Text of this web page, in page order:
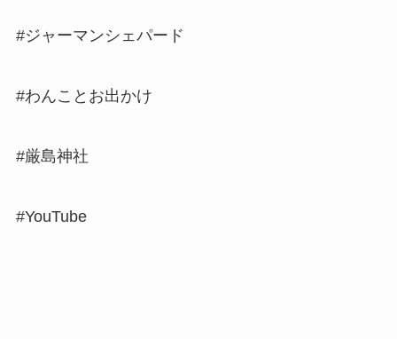
#ジャーマンシェパード
#わんことお出かけ
#厳島神社
#YouTube